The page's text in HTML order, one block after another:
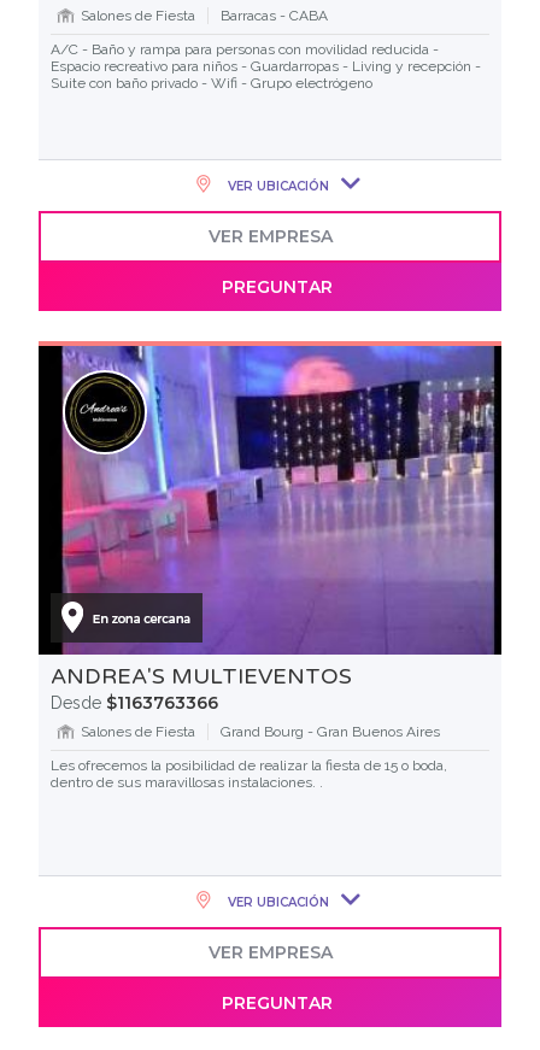
Salones de Fiesta
Barracas - CABA
A/C - Baño y rampa para personas con movilidad reducida -
Espacio recreativo para niños - Guardarropas - Living y recepción -
Suite con baño privado - Wifi - Grupo electrógeno
VER UBICACIÓN
VER EMPRESA
PREGUNTAR
ANDREA'S MULTIEVENTOS
Desde $1163763366
Salones de Fiesta
Grand Bourg - Gran Buenos Aires
Les ofrecemos la posibilidad de realizar la fiesta de 15 o boda,
dentro de sus maravillosas instalaciones. .
VER UBICACIÓN
VER EMPRESA
PREGUNTAR